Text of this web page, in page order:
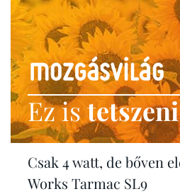
Ez istetszeni
Csak 4 watt, de bőven
Works Tarmac SL9